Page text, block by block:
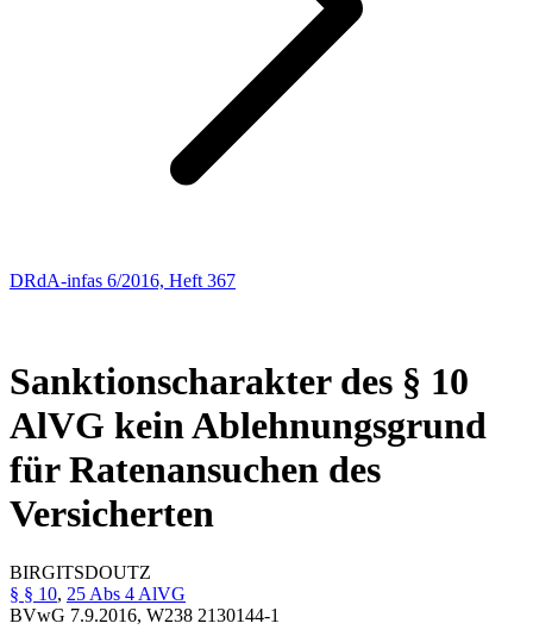
DRdA-infas 6/2016, Heft 367
Sanktionscharakter des § 10
AlVG kein Ablehnungsgrund
für Ratenansuchen des
Versicherten
BIRGITSDOUTZ
§ § 10, 25 Abs 4 AlVG
BVwG 7.9.2016, W238 2130144-1